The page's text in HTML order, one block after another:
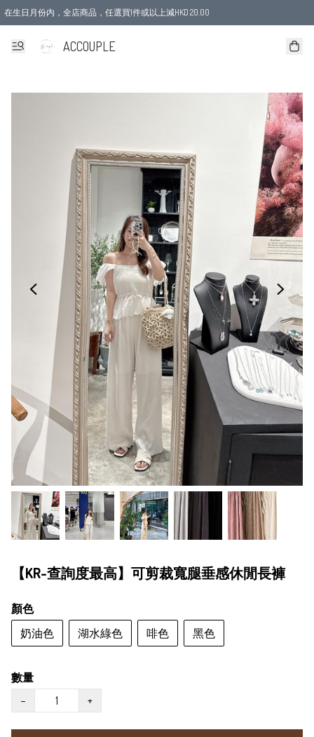
在生日月份内，全店商品，任選買1件或以上減HKD 20.00
ACCOUPLE
【KR-查詢度最高】可剪裁寬腿垂感休閒長褲
顏色
奶油色
湖水綠色 啡色 黑色
數量
−
+